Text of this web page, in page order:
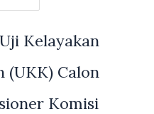
Kelayakan
(UKK) Calon
Komisi